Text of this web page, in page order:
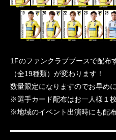
1Fのファンクラブブースで配布
（全19種類）が変わります！
数量限定になりますのでお早め
※選手カード配布はお一人様１
※地域のイベント出演時にも配布